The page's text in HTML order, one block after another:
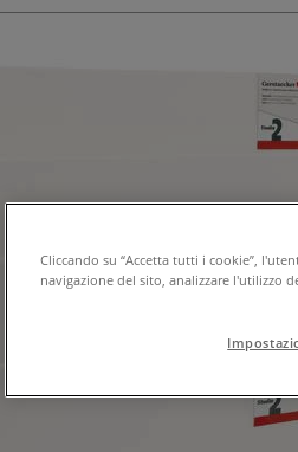
Cliccando su “Accetta tutti i cookie”,
navigazione del sito, analizzare l'utilizzo